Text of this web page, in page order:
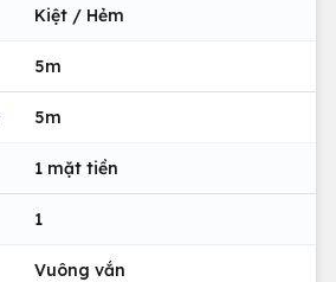
Kiệt / Hẻm
5m
5m
1 mặt tiền
1
Vuông vắn